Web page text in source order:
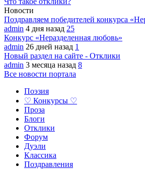
Новости
Поздравляем победителей конкурса
admin 4 дня назад 25
Конкурс «Неразделенная любовь»
admin 26 дней назад 1
Новый раздел на сайте - Отклики
admin 3 месяца назад 8
Все новости портала
Поэзия
♡ Конкурсы ♡
Проза
Блоги
Отклики
Форум
Дуэли
Классика
Поздравления